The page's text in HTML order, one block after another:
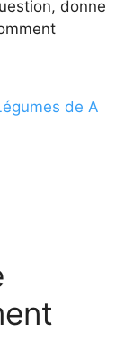
donne
de A